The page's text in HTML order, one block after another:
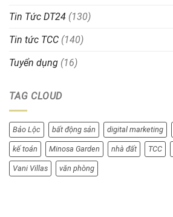
Tin Tức DT24 (130)
Tin tức TCC (140)
Tuyển dụng (16)
TAG CLOUD
Bảo Lộc bất động sản digital marketing
kế toán Minosa Garden nhà đất TCC
Vani Villas văn phòng